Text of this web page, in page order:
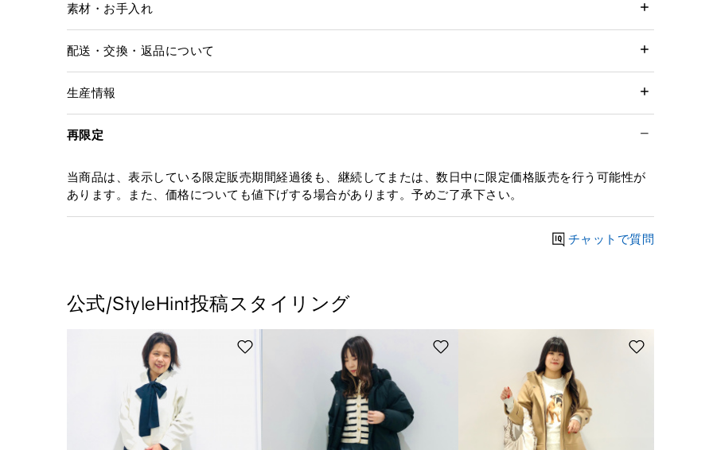
素材・お手入れ
配送・交換・返品について
生産情報
再限定
当商品は、表示している限定販売期間経過後も、継続してまたは、数日中に限定価格販売を行う可能性が
あります。また、価格についても値下げする場合があります。予めご了承下さい。
チャットで質問
公式/StyleHint投稿スタイリング